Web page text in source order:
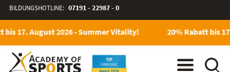
BILDUNGSHOTLINE: 07191 - 22987 - 0
17. August 2026 - Summer Vitality! 20% Rabatt bis